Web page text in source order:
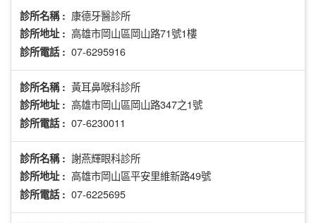
診所名稱 : 康德牙醫診所
診所地址 : 高雄市岡山區岡山路71號1樓
診所電話 : 07-6295916
診所名稱 : 黃耳鼻喉科診所
診所地址 : 高雄市岡山區岡山路347之1號
診所電話 : 07-6230011
診所名稱 : 謝燕輝眼科診所
診所地址 : 高雄市岡山區平安里維新路49號
診所電話 : 07-6225695